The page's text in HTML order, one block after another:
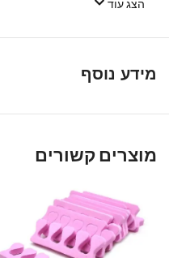
Link
הצג עוד
מידע נוסף
מוצרים קשורים